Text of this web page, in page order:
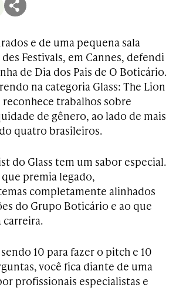
e de uma pequena sala
Festivals, em Cannes, defendi
de Dia dos Pais de O Boticário.
na categoria Glass: The Lion
reconhece trabalhos sobre
de gênero, ao lado de mais
quatro brasileiros.
do Glass tem um sabor especial.
premia legado,
completamente alinhados
do Grupo Boticário e ao que
carreira.
10 para fazer o pitch e 10
você fica diante de uma
profissionais especialistas e